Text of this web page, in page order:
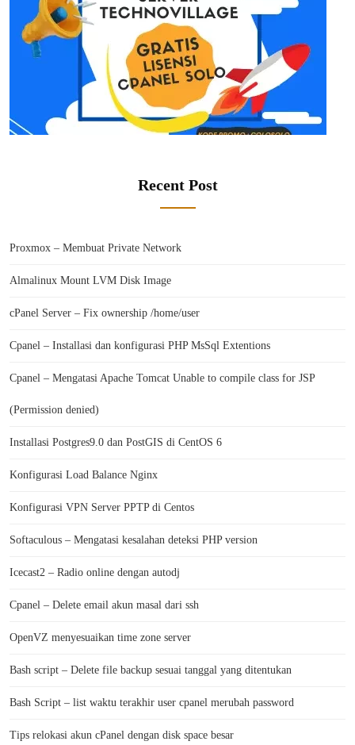
Recent Post
Proxmox – Membuat Private Network
Almalinux Mount LVM Disk Image
cPanel Server – Fix ownership /home/user
Cpanel – Installasi dan konfigurasi PHP MsSql Extentions
Cpanel – Mengatasi Apache Tomcat Unable to compile class for JSP
(Permission denied)
Installasi Postgres9.0 dan PostGIS di CentOS 6
Konfigurasi Load Balance Nginx
Konfigurasi VPN Server PPTP di Centos
Softaculous – Mengatasi kesalahan deteksi PHP version
Icecast2 – Radio online dengan autodj
Cpanel – Delete email akun masal dari ssh
OpenVZ menyesuaikan time zone server
Bash script – Delete file backup sesuai tanggal yang ditentukan
Bash Script – list waktu terakhir user cpanel merubah password
Tips relokasi akun cPanel dengan disk space besar